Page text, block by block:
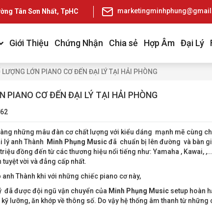
Tân Sơn Nhất, TpHCM
Giới Thiệu Chứng Nhận Chia sẻ Hợp Âm Đại Lý
LƯỢNG LỚN PIANO CƠ ĐẾN ĐẠI LÝ TẠI HẢI PHÒNG
PIANO CƠ ĐẾN ĐẠI LÝ TẠI HẢI PHÒNG
những mâu đàn cơ chất lượng với kiểu dáng mạnh mẽ cùng
lý anh Thành
Minh Phụng Musicđã chuẩn bị lên đường và bàn
đồng đến từ các thương hiệu nổi tiếng như: Yamaha , Kawai,
vời và đẳng cấp nhất.
Thành khi với những chiếc piano cơ này,
đã được đội ngũ vận chuyển của Minh Phụng Music setup hoàn
lưỡng, ăn khớp về thông số. Do vậy hệ thống âm thanh từ